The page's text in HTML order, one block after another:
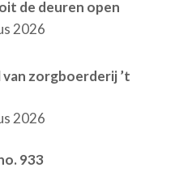
de deuren open
2026
zorgboerderij ’t
2026
933